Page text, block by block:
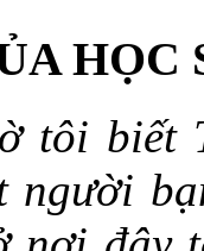
HỌC
tôi biết
người